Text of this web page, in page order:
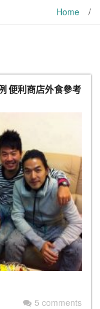
Home /
便利商店外食參考
5 comments